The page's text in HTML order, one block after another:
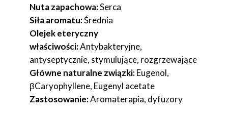
Nuta zapachowa:Serca
Siła aromatu:Średnia
Olejek eteryczny
właściwości:Antybakteryjne,
antyseptycznie, stymulujące, rozgrzewające
Główne naturalne związki:Eugenol,
βCaryophyllene, Eugenyl acetate
Zastosowanie:Aromaterapia, dyfuzory